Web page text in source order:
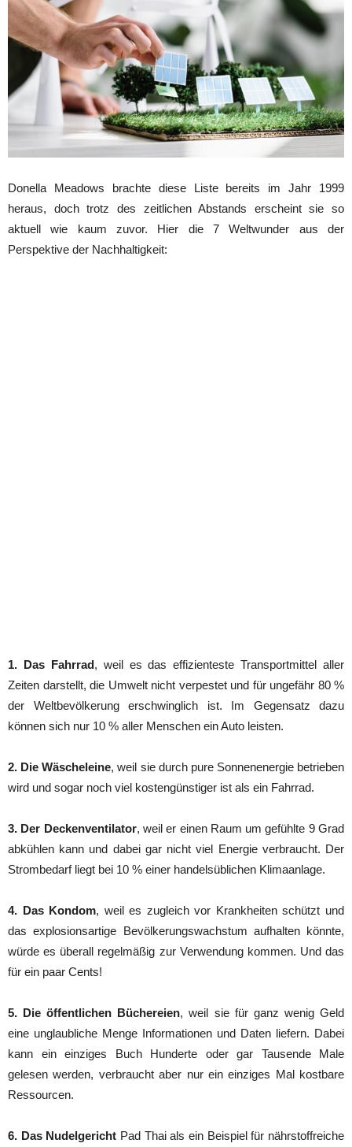
Donella Meadows brachte diese Liste bereits im Jahr 1999
heraus, doch trotz des zeitlichen Abstands erscheint sie so
aktuell wie kaum zuvor. Hier die 7 Weltwunder aus der
Perspektive der Nachhaltigkeit:
1. Das Fahrrad, weil es das effizienteste Transportmittel aller
Zeiten darstellt, die Umwelt nicht verpestet und für ungefähr 80 %
der Weltbevölkerung erschwinglich ist. Im Gegensatz dazu
können sich nur 10 % aller Menschen ein Auto leisten.
2. Die Wäscheleine, weil sie durch pure Sonnenenergie betrieben
wird und sogar noch viel kostengünstiger ist als ein Fahrrad.
3. Der Deckenventilator, weil er einen Raum um gefühlte 9 Grad
abkühlen kann und dabei gar nicht viel Energie verbraucht. Der
Strombedarf liegt bei 10 % einer handelsüblichen Klimaanlage.
4. Das Kondom, weil es zugleich vor Krankheiten schützt und
das explosionsartige Bevölkerungswachstum aufhalten könnte,
würde es überall regelmäßig zur Verwendung kommen. Und das
für ein paar Cents!
5. Die öffentlichen Büchereien, weil sie für ganz wenig Geld
eine unglaubliche Menge Informationen und Daten liefern. Dabei
kann ein einziges Buch Hunderte oder gar Tausende Male
gelesen werden, verbraucht aber nur ein einziges Mal kostbare
Ressourcen.
6. Das Nudelgericht Pad Thai als ein Beispiel für nährstoffreiche